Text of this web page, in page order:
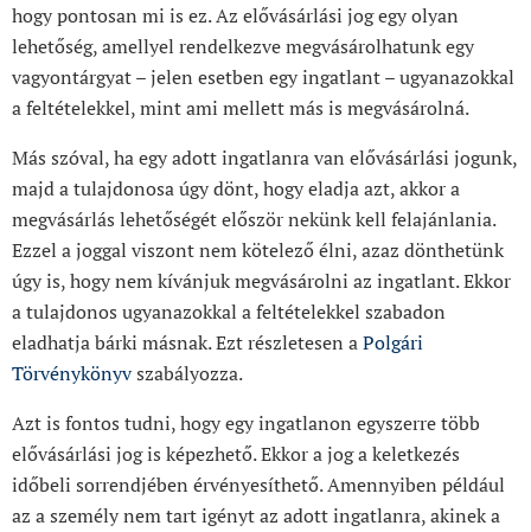
hogy pontosan mi is ez. Az elővásárlási jog egy olyan
lehetőség, amellyel rendelkezve megvásárolhatunk egy
vagyontárgyat – jelen esetben egy ingatlant – ugyanazokkal
a feltételekkel, mint ami mellett más is megvásárolná.
Más szóval, ha egy adott ingatlanra van elővásárlási jogunk,
majd a tulajdonosa úgy dönt, hogy eladja azt, akkor a
megvásárlás lehetőségét először nekünk kell felajánlania.
Ezzel a joggal viszont nem kötelező élni, azaz dönthetünk
úgy is, hogy nem kívánjuk megvásárolni az ingatlant. Ekkor
a tulajdonos ugyanazokkal a feltételekkel szabadon
eladhatja bárki másnak. Ezt részletesen aPolgári
Törvénykönyvszabályozza.
Azt is fontos tudni, hogy egy ingatlanon egyszerre több
elővásárlási jog is képezhető. Ekkor a jog a keletkezés
időbeli sorrendjében érvényesíthető. Amennyiben például
az a személy nem tart igényt az adott ingatlanra, akinek a